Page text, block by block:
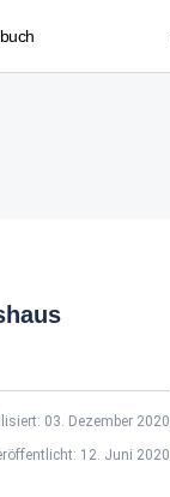
03. Dezember 2020
12. Juni 2020